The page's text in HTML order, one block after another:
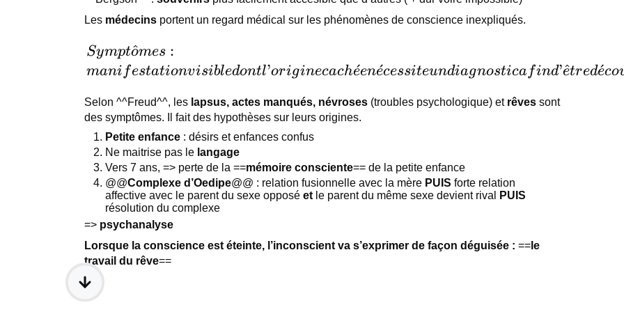
Les médecins portent un regard médical sur les phénomènes de conscience inexpliqués.
Symptômes :
manifestation
l’origine
cachée
nécessite un
diagnostic
afin d’être
découverte.
Sympto
^mes :
mani festationvisibledontl’originecache
ˊene
ˊcessiteundiagnostica find’e
^trede
ˊco
Selon ^^Freud^^, les lapsus, actes manqués, névroses (troubles psychologique) et rêves sont
des symptômes. Il fait des hypothèses sur leurs origines.
Petite enfance : désirs et enfances confus
Ne maitrise pas le langage
Vers 7 ans, => perte de la ==mémoire consciente== de la petite enfance
@@Complexe d’Oedipe@@ : relation fusionnelle avec la mère PUIS forte relation
affective avec le parent du sexe opposéet le parent du même sexe devient rival
PUIS
résolution du complexe
=> psychanalyse
Lorsque la conscience est éteinte, l’inconscient va s’exprimer de façon déguisée : == le
travail du rêve==